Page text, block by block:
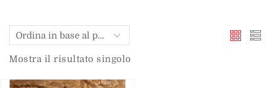
Mostra il risultato singolo